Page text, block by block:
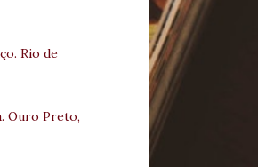
Rio de
Ouro Preto,